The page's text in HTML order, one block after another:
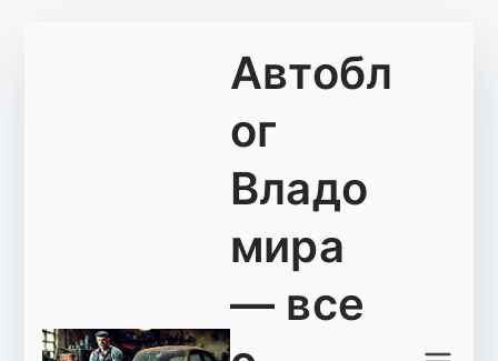
Автобл
ог
Владо
мира
— все